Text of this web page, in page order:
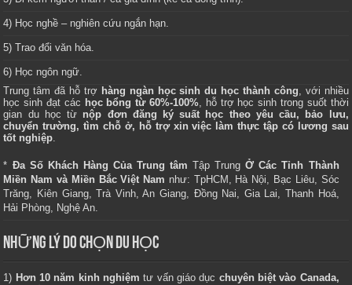
4) Học nghề – nghiên cứu ngắn hạn.
5) Trao đổi văn hóa.
6) Học ngôn ngữ.
Trung tâm đã hỗ trợ hàng ngàn học sinh du học thành công, với nhiều
học sinh đạt các học bổng từ 60%-100%, hỗ trợ học sinh trong suốt thời
gian du học từ nộp đơn đăng ký suất học theo yêu cầu, bảo lưu,
chuyển trường, tìm chỗ ở, hỗ trợ xin việc làm thực tập có lương sau
tốt nghiệp.
* Đa Số Khách Hàng Của Trung tâm Tập TrungỞ Các Tỉnh Thành
Miền Nam và Miền Bắc Việt Nam như: TpHCM, Hà Nội, Bạc Liêu, Sóc
Trăng, Kiên Giang, Trà Vinh, An Giang, Đồng Nai, Gia Lai, Thanh Hoá,
Hải Phòng, Nghệ An.
NHỮNG LÝ DO CHỌN DU HỌC
1) Hơn 10 năm kinh nghiệm tư vấn giáo dục chuyên biệt vào Canada,